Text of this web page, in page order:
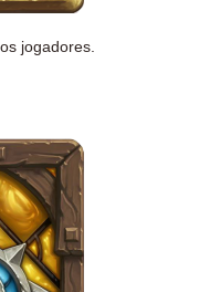
jogadores.